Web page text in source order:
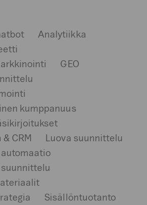
Analytiikka
GEO
kumppanuus
CRM
Luova suunnittelu
Sisällöntuotanto